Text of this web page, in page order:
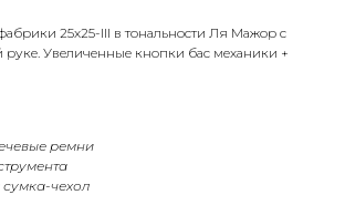
25х25-III в тональности Ля Мажор с
руке. Увеличенные кнопки бас механики +
ремни
чехол